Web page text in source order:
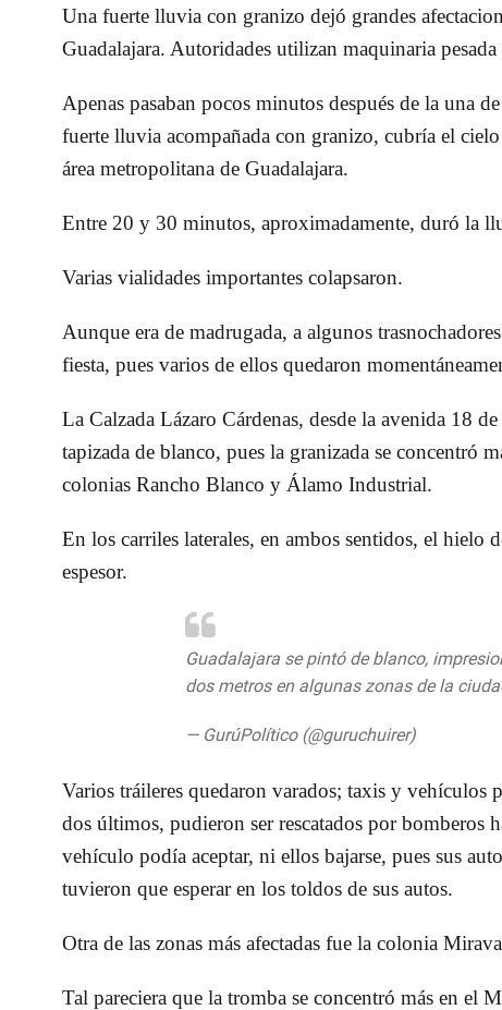
Una fuerte lluvia con granizo dejó grandes
Guadalajara. Autoridades utilizan maquinaria
Apenas pasaban pocos minutos después de la una
fuerte lluvia acompañada con granizo, cubría el
área metropolitana de Guadalajara.
Entre 20 y 30 minutos, aproximadamente, duró la
Varias vialidades importantes colapsaron.
Aunque era de madrugada, a algunos
fiesta, pues varios de ellos quedaron
La Calzada Lázaro Cárdenas, desde la avenida 18
tapizada de blanco, pues la granizada se concentró
colonias Rancho Blanco y Álamo Industrial.
En los carriles laterales, en ambos sentidos, el hielo
espesor.
Guadalajara se pintó de blanco,
dos metros en algunas zonas de la
— GurúPolítico (@guruchuirer)
Varios tráileres quedaron varados; taxis y vehículos
dos últimos, pudieron ser rescatados por bomberos
vehículo podía aceptar, ni ellos bajarse, pues sus
tuvieron que esperar en los toldos de sus autos.
Otra de las zonas más afectadas fue la colonia
Tal pareciera quela tromba se concentró más en el